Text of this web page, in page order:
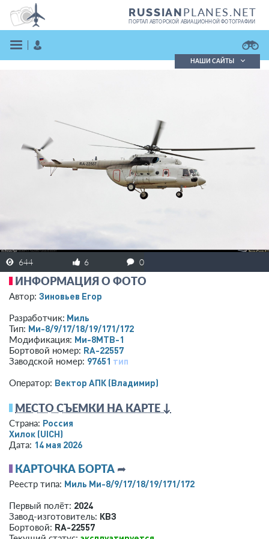
RUSSIANPLANES.NET
ПОРТАЛ АВТОРСКОЙ АВИАЦИОННОЙ ФОТОГРАФИИ
НАШИ САЙТЫ
644 6 0
ИНФОРМАЦИЯ О ФОТО
Автор: Зиновьев Егор
Разработчик: Миль
Тип: Ми-8/9/17/18/19/171/172
Модификация: Ми-8МТВ-1
Бортовой номер: RA-22557
Заводской номер: 97651 тип
Оператор: Вектор АПК (Владимир)
МЕСТО СЪЕМКИ НА КАРТЕ ↓
Страна: Россия
Хилок (UICH)
Дата: 14 мая 2026
КАРТОЧКА БОРТА ➦
Реестр типа: Миль Ми-8/9/17/18/19/171/172
Первый полёт: 2024
Завод-изготовитель: КВЗ
Бортовой: RA-22557